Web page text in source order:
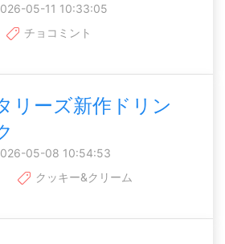
05-11 10:33:05
チョコミント
リーズ新作ドリン
05-08 10:54:53
クッキー&クリーム